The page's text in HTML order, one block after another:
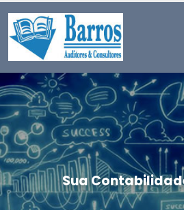
Sua